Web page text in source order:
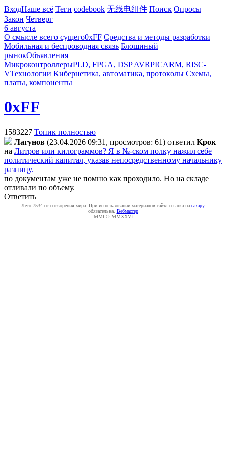
ВходНаше всё Теги codebook 无线电组件 Поиск Опросы
Закон Четверг
6 августа
О смысле всего сущего0xFF Средства и методы разработки
Мобильная и беспроводная связь Блошиный
рынокОбъявления
МикроконтроллерыPLD, FPGA, DSP AVRPICARM, RISC-
VТехнологии Кибернетика, автоматика, протоколы Схемы,
платы, компоненты
0xFF
1583227 Топик полностью
Лaгyнoв (23.04.2026 09:31, просмотров: 61) ответил Kpoк
на Литров или килограммов? Я в №-ском полку нажил себе
политический капитал, указав непосредственному начальнику
разницу.
по документам уже не помню как проходило. Но на складе
отливали по объему.
Ответить
Лето 7534 от сотворения мира. При использовании материалов сайта ссылка на caxapу
обязательна. Вебмастер
MMI © MMXXVI